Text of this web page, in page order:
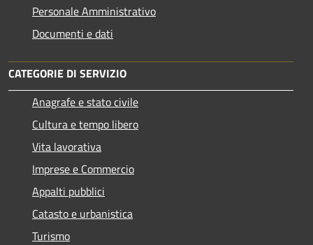
Personale Amministrativo
Documenti e dati
CATEGORIE DI SERVIZIO
Anagrafe e stato civile
Cultura e tempo libero
Vita lavorativa
Imprese e Commercio
Appalti pubblici
Catasto e urbanistica
Turismo